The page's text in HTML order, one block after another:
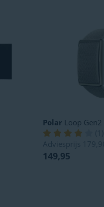
Polar Loop Gen2
(
Adviesprijs
179,90
149,95